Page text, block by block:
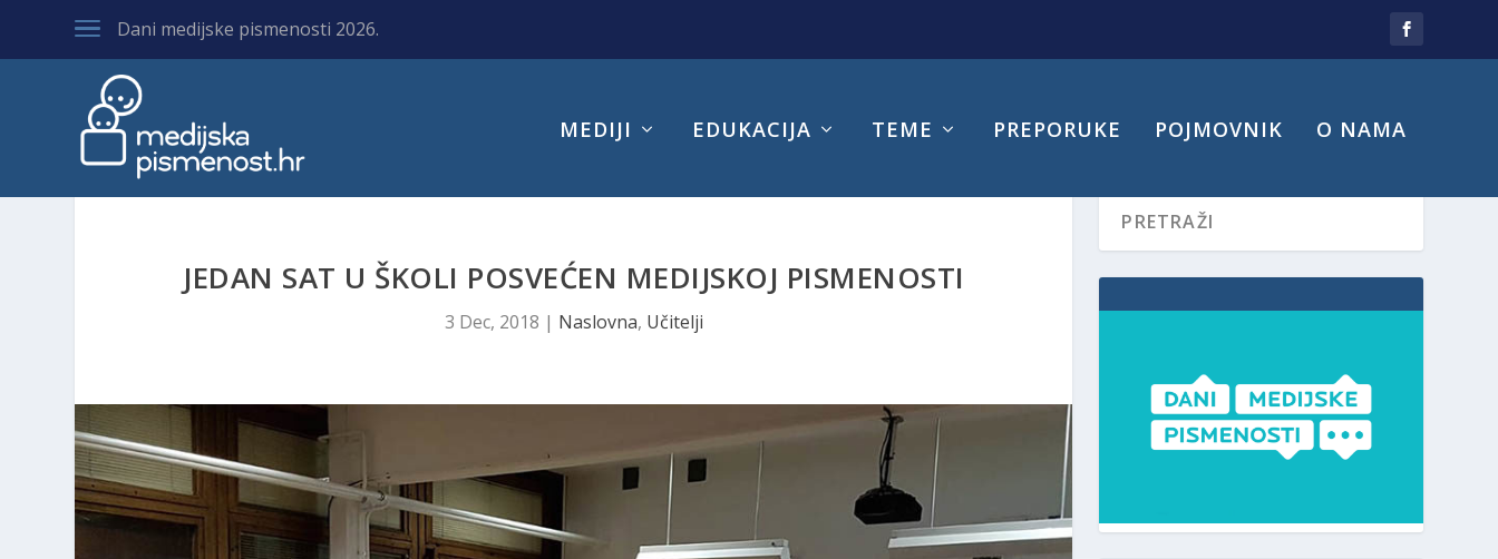
Dani medijske pismenosti 2026.
MEDIJI EDUKACIJA TEME PREPORUKE POJMOVNIK O NAMA
JEDAN SAT U ŠKOLI POSVEĆEN MEDIJSKOJ PISMENOSTI
3 Dec, 2018 | Naslovna, Učitelji